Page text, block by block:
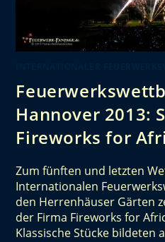
Hannover 2013:
Fireworks for
Zum fünften und letzten
Internationalen
den Herrenhäuser Gärten
der Firma Fireworks for
Klassische Stücke bildeten